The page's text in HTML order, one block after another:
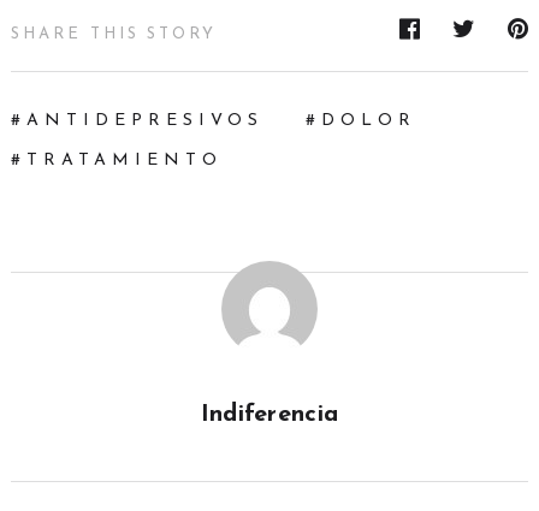
SHARE THIS STORY
ANTIDEPRESIVOS DOLOR
TRATAMIENTO
Indiferencia